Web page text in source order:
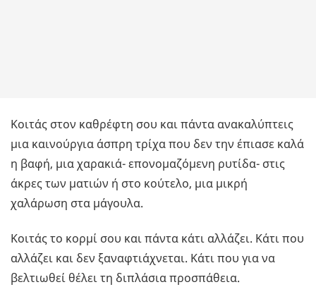
Κοιτάς στον καθρέφτη σου και πάντα ανακαλύπτεις
μια καινούργια άσπρη τρίχα που δεν την έπιασε καλά
η βαφή, μια χαρακιά- επονομαζόμενη ρυτίδα- στις
άκρες των ματιών ή στο κούτελο, μια μικρή
χαλάρωση στα μάγουλα.
Κοιτάς το κορμί σου και πάντα κάτι αλλάζει. Κάτι που
αλλάζει και δεν ξαναφτιάχνεται. Κάτι που για να
βελτιωθεί θέλει τη διπλάσια προσπάθεια.